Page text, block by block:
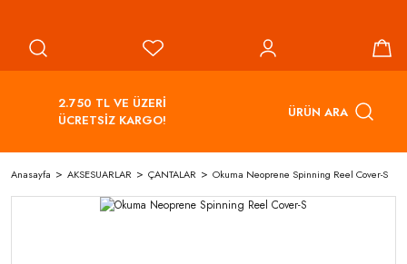
2.750 TL VE ÜZERİ
ÜCRETSİZ KARGO!
ÜRÜN ARA
Anasayfa AKSESUARLAR ÇANTALAR Okuma Neoprene Spinning Reel Cover-S